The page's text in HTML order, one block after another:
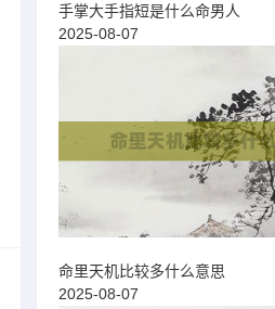
手掌大手指短是什么命男人
2025-08-07
命里天机比较多什么意思
2025-08-07